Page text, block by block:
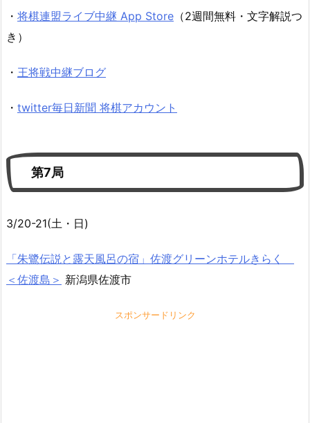
・ 将棋連盟ライブ中継 App Store （2週間無料・文字解説つ
き）
・ 王将戦中継ブログ
・ twitter毎日新聞 将棋アカウント
第7局
3/20-21(土・日)
「朱鷺伝説と露天風呂の宿」佐渡グリーンホテルきらく
＜佐渡島＞ 新潟県佐渡市
スポンサードリンク